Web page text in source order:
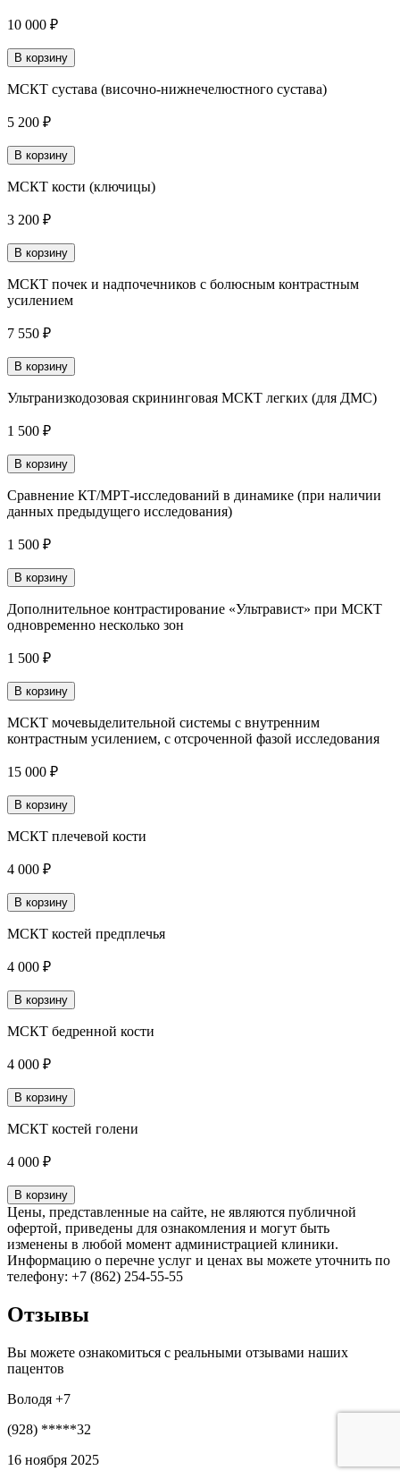
10 000 ₽
В корзину
МСКТ сустава (височно-нижнечелюстного сустава)
5 200 ₽
В корзину
МСКТ кости (ключицы)
3 200 ₽
В корзину
МСКТ почек и надпочечников с болюсным контрастным
усилением
7 550 ₽
В корзину
Ультранизкодозовая скрининговая МСКТ легких (для ДМС)
1 500 ₽
В корзину
Сравнение КТ/МРТ-исследований в динамике (при наличии
данных предыдущего исследования)
1 500 ₽
В корзину
Дополнительное контрастирование «Ультравист» при МСКТ
одновременно несколько зон
1 500 ₽
В корзину
МСКТ мочевыделительной системы с внутренним
контрастным усилением, с отсроченной фазой исследования
15 000 ₽
В корзину
МСКТ плечевой кости
4 000 ₽
В корзину
МСКТ костей предплечья
4 000 ₽
В корзину
МСКТ бедренной кости
4 000 ₽
В корзину
МСКТ костей голени
4 000 ₽
В корзину
Цены, представленные на сайте, не являются публичной
офертой, приведены для ознакомления и могут быть
изменены в любой момент администрацией клиники.
Информацию о перечне услуг и ценах вы можете уточнить по
телефону: +7 (862) 254-55-55
Отзывы
Вы можете ознакомиться с реальными отзывами наших
пацентов
Володя +7
(928) *****32
16 ноября 2025